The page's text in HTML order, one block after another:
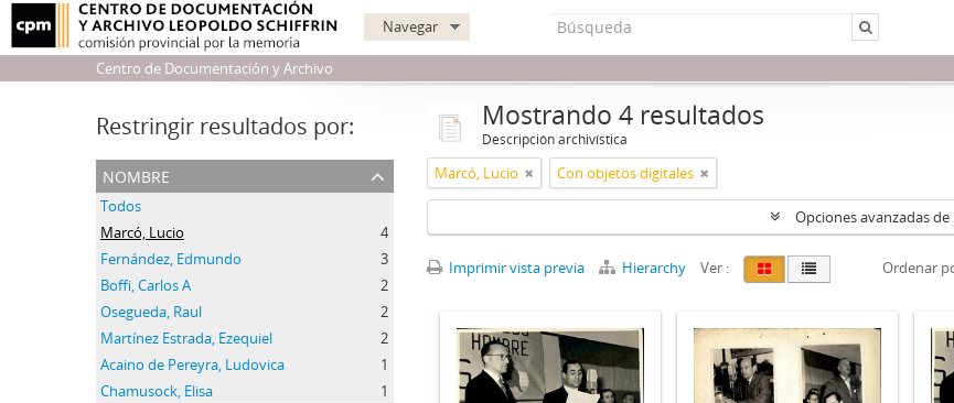
Navegar
Centro de Documentación y Archivo
Restringir resultados por:
nombre
Todos
Marcó, Lucio
4
Fernández, Edmundo
3
Boffi, Carlos A
2
Osegueda, Raul
2
Martínez Estrada, Ezequiel
2
Acaino de Pereyra, Ludovica
1
Chamusock, Elisa
1
Mostrando 4 resultados
Descripción archivística
Marcó, Lucio Con objetos digitales
Opciones avanzadas
Imprimir vista previa Hierarchy Ver : Ordenar